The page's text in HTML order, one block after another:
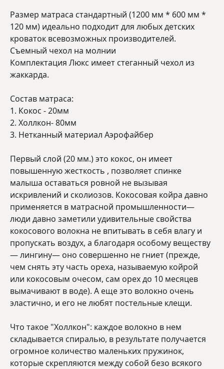
Размер матраса стандартный (1200 мм * 600 мм *
120 мм) идеально подходит для любых детских
кроваток всевозможных производителей.
Съемный чехол на молнии
Комплектация Люкс имеет стеганный чехол из
жаккарда.
Состав матраса:
1. Кокос - 20мм
2. Холлкон- 80мм
3. Нетканный материал Аэрофайбер
Первый слой (20 мм.) это кокос, он имеет
повышенную жесткость , позволяет спинке
малыша оставаться ровной не вызывая
искривлений и сколиозов. Кокосовая койра давно
применяется в матрасной промышленности—
люди давно заметили удивительные свойства
кокосового волокна не впитывать в себя влагу и
пропускать воздух, а благодаря особому веществу
— лингину— оно совершенно не гниет (прежде,
чем снять эту часть ореха, называемую койрой
или кокосовым очесом, сам орех до 10 месяцев
вымачивают в воде). А еще это волокно очень
эластично, и его не любят постельные клещи.
Что такое "Холлкон": каждое волокно в нем
складывается спиралью, в результате получается
огромное количество маленьких пружинок,
которые скрепляются между собой безо всякого